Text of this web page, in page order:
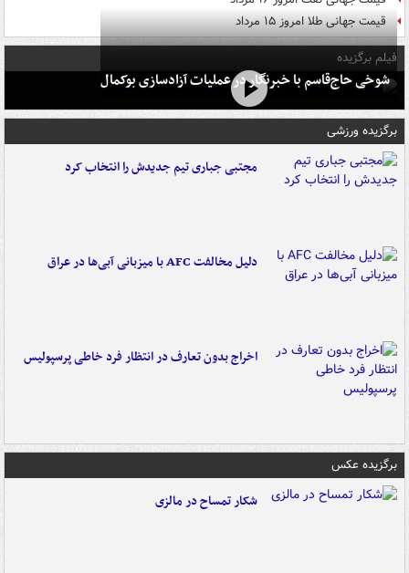
قیمت جهانی طلا امروز ۱۵ مرداد
فیلم برگزیده
شوخی حاج‌قاسم با خبرنگار در عملیات آزادسازی بوکمال
برگزیده ورزشی
مجتبی جباری تیم جدیدش را انتخاب کرد
دلیل مخالفت AFC با میزبانی آبی‌ها در عراق
اخراج بدون تعارف در انتظار فرد خاطی پرسپولیس
برگزیده عکس
شکار تمساح در مالزی